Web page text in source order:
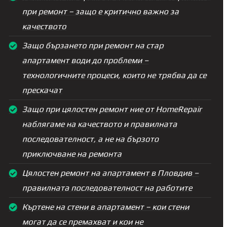
при ремонт – защо е критично важно за
качеството
Защо бързането при ремонт на стар
апартамент води до проблеми –
технологичните процеси, които не трябва да се
прескачат
Защо при цялостен ремонт ние от HomeRepair
наблягаме на качеството и правилната
последователност, а не на бързото
приключване на ремонта
Цялостен ремонт на апартамент в Пловдив –
правилната последователност на работите
Къртене на стени в апартамент – кои стени
могат да се премахват и кои не